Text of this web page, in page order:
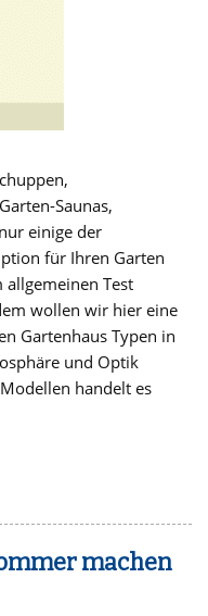
Saunas,
einige der
für Ihren Garten
allgemeinen Test
wollen wir hier eine
Gartenhaus Typen in
und Optik
handelt es
machen